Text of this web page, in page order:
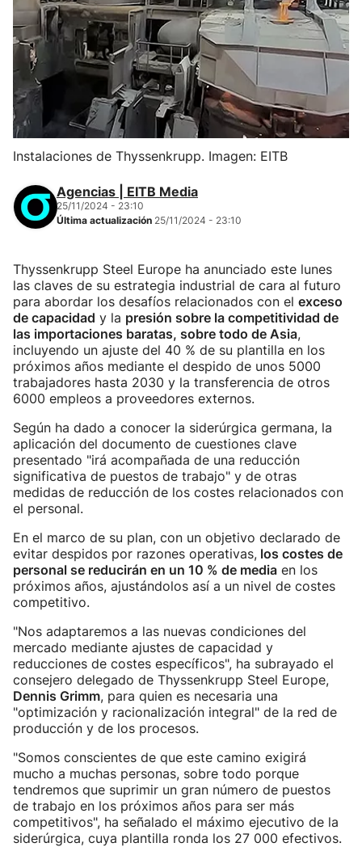
Instalaciones de Thyssenkrupp. Imagen: EITB
Agencias | EITB Media
25/11/2024 - 23:10
Última actualización 25/11/2024 - 23:10
Thyssenkrupp Steel Europe ha anunciado este lunes
las claves de su estrategia industrial de cara al futuro
para abordar los desafíos relacionados con el exceso
de capacidad y la presión sobre la competitividad de
las importaciones baratas, sobre todo de Asia,
incluyendo un ajuste del 40 % de su plantilla en los
próximos años mediante el despido de unos 5000
trabajadores hasta 2030 y la transferencia de otros
6000 empleos a proveedores externos.
Según ha dado a conocer la siderúrgica germana, la
aplicación del documento de cuestiones clave
presentado "irá acompañada de una reducción
significativa de puestos de trabajo" y de otras
medidas de reducción de los costes relacionados con
el personal.
En el marco de su plan, con un objetivo declarado de
evitar despidos por razones operativas, los costes de
personal se reducirán en un 10 % de media en los
próximos años, ajustándolos así a un nivel de costes
competitivo.
"Nos adaptaremos a las nuevas condiciones del
mercado mediante ajustes de capacidad y
reducciones de costes específicos", ha subrayado el
consejero delegado de Thyssenkrupp Steel Europe,
Dennis Grimm, para quien es necesaria una
"optimización y racionalización integral" de la red de
producción y de los procesos.
"Somos conscientes de que este camino exigirá
mucho a muchas personas, sobre todo porque
tendremos que suprimir un gran número de puestos
de trabajo en los próximos años para ser más
competitivos", ha señalado el máximo ejecutivo de la
siderúrgica, cuya plantilla ronda los 27 000 efectivos.